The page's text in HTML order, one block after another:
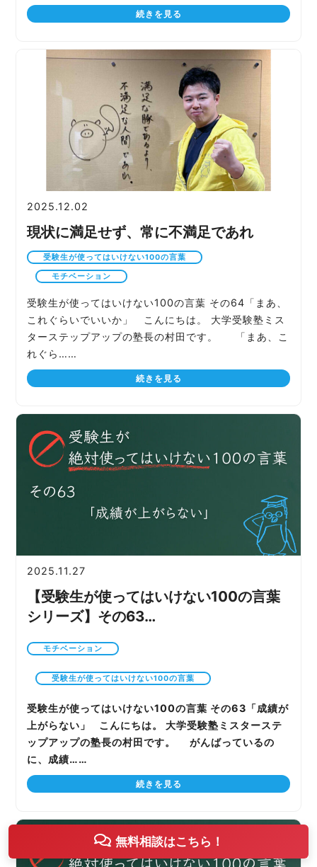
続きを見る
2025.12.02
現状に満足せず、常に不満足であれ
受験生が使ってはいけない100の言葉
モチベーション
受験生が使ってはいけない100の言葉 その64「まあ、
これぐらいでいいか」 こんにちは。 大学受験塾ミス
ターステップアップの塾長の村田です。 「まあ、こ
れぐら……
続きを見る
2025.11.27
【受験生が使ってはいけない100の言葉
シリーズ】その63…
モチベーション
受験生が使ってはいけない100の言葉
受験生が使ってはいけない100の言葉 その63「成績が
上がらない」 こんにちは。 大学受験塾ミスターステ
ップアップの塾長の村田です。 がんばっているの
に、成績……
続きを見る
無料相談はこちら！